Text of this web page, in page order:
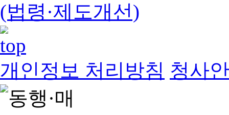
(법령·제도개선)
개인정보 처리방침 청사